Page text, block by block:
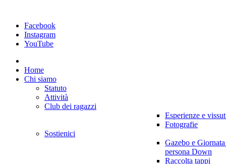
Facebook
Instagram
YouTube
Home
Chi siamo
Statuto
Attività
Club dei ragazzi
Esperienze e
Fotografie
Sostienici
Gazebo e
persona Down
Raccolta tappi